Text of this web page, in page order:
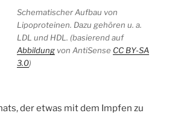
Schematischer Aufbau von
Lipoproteinen. Dazu gehören u. a.
LDL und HDL. (basierend auf
Abbildung von AntiSense CC BY-SA
3.0)
der etwas mit dem Impfen zu